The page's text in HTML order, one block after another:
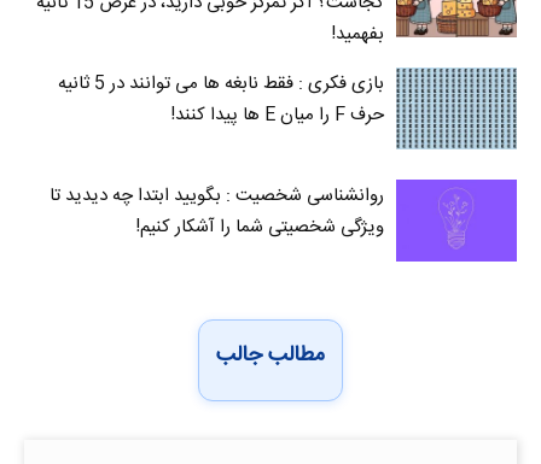
بفهمید!
بازی فکری : فقط نابغه ها می توانند در 5 ثانیه
حرف F را میان E‌ ها پیدا کنند!
روانشناسی شخصیت : بگویید ابتدا چه دیدید تا
ویژگی شخصیتی شما را آشکار کنیم!
مطالب جالب